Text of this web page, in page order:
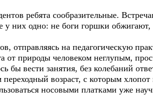
ребята сообразительные.
у них одно: не боги горшки
на педагогическую
от природы человеком неглупым,
бы вести занятия, без колебаний
переходный возраст, с которым
носовыми платками уже